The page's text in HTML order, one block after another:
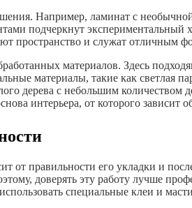
Например, ламинат с
подчеркнут
пространство и служат отличным
материалов. Здесь
материалы, такие как
дерева с небольшим
интерьера, от которого зависит
от правильности его укладки и
доверять эту работу лучше
специальные клеи и